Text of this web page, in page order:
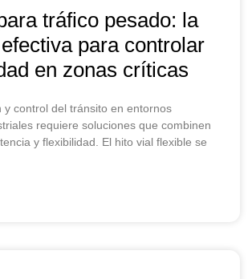
tráfico pesado: la
para controlar
en zonas críticas
y control del tránsito en entornos
requiere soluciones que combinen
y flexibilidad. El hito vial flexible se